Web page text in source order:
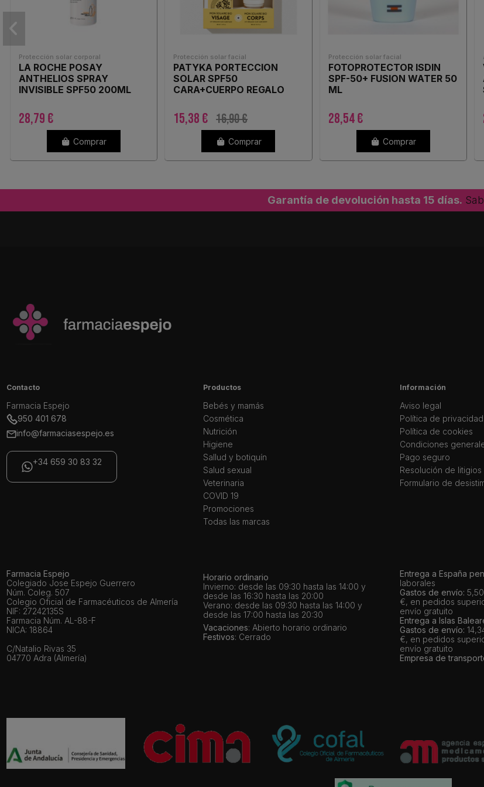
Protección solar corporal
LA ROCHE POSAY
ANTHELIOS SPRAY
INVISIBLE SPF50 200ML
28,79 €
Comprar
Protección solar facial
PATYKA PORTECCION
SOLAR SPF50
CARA+CUERPO REGALO
15,38 € 16,90 €
Comprar
Protección solar facial
FOTOPROTECTOR ISDIN
SPF-50+ FUSION WATER 50
ML
28,54 €
Comprar
Garantía de devolución hasta 15 días.
Contacto
Farmacia Espejo
950 401 678
info@farmaciasespejo.es
+34 659 30 83 32
Productos
Bebés y mamás
Cosmética
Nutrición
Higiene
Sallud y botiquín
Salud sexual
Veterinaria
COVID 19
Promociones
Todas las marcas
Información
Aviso legal
Política de privacidad
Política de cookies
Condiciones
Pago seguro
Resolución de litigios
Formulario de
Farmacia Espejo
Colegiado Jose Espejo Guerrero
Núm. Coleg. 507
Colegio Oficial de Farmacéuticos de Almería
NIF: 27242135S
Farmacia Núm. AL-88-F
NICA: 18864
C/Natalio Rivas 35
04770 Adra (Almería)
Horario ordinario
Invierno: desde las 09:30 hasta las 14:00 y
desde las 16:30 hasta las 20:00
Verano: desde las 09:30 hasta las 14:00 y
desde las 17:00 hasta las 20:30
Vacaciones: Abierto horario ordinario
Festivos: Cerrado
Entrega a España
laborales
Gastos de envío:
€, en pedidos
envío gratuito
Entrega a Islas
Gastos de envío:
€, en pedidos
envío gratuito
Empresa de